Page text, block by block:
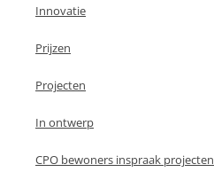
Innovatie
Prijzen
Projecten
In ontwerp
CPO bewoners inspraak projecten